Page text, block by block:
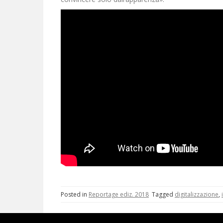
Posted in Reportage ediz. 2018 Tagged digitalizzazione,